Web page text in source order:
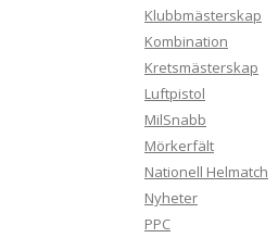
Klubbmästerskap
Kombination
Kretsmästerskap
Luftpistol
MilSnabb
Mörkerfält
Nationell Helmatch
Nyheter
PPC